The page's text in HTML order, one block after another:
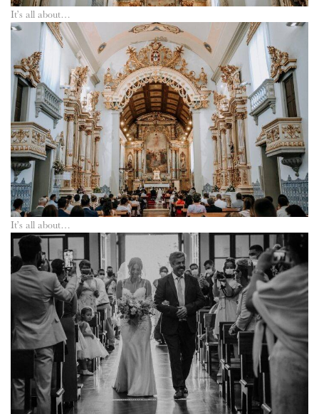
It’s all about…
It’s all about…